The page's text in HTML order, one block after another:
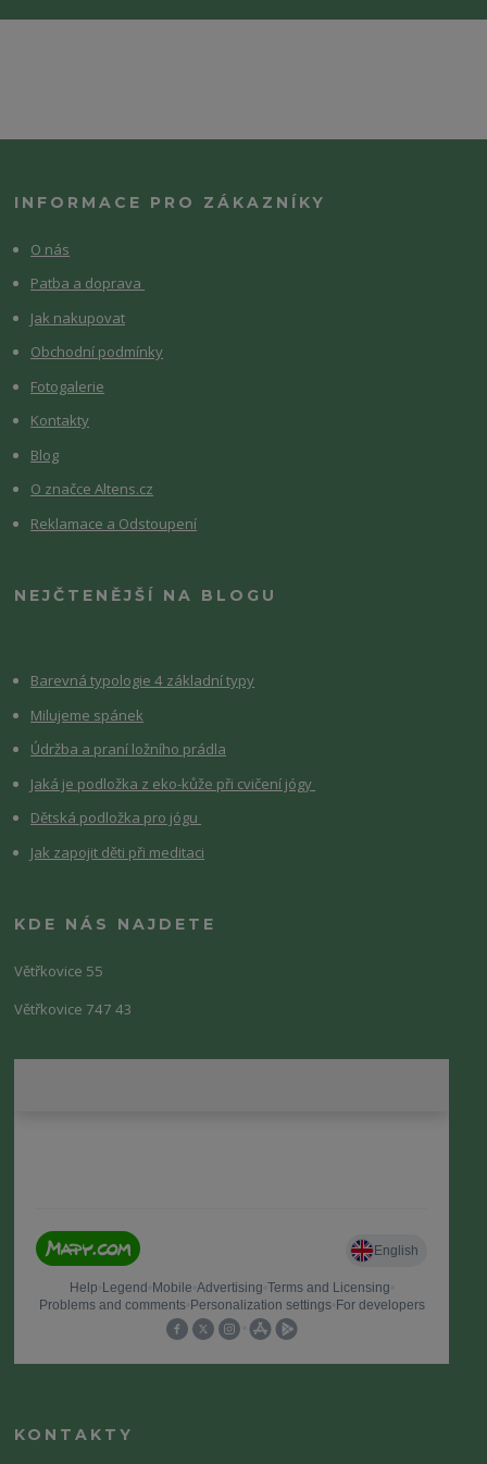
INFORMACE PRO ZÁKAZNÍKY
O nás
Patba a doprava
Jak nakupovat
Obchodní podmínky
Fotogalerie
Kontakty
Blog
O značce Altens.cz
Reklamace a Odstoupení
NEJČTENĚJŠÍ NA BLOGU
Barevná typologie 4 základní typy
Milujeme spánek
Údržba a praní ložního prádla
Jaká je podložka z eko-kůže při cvičení jógy
Dětská podložka pro jógu
Jak zapojit děti při meditaci
KDE NÁS NAJDETE
Větřkovice 55
Větřkovice 747 43
KONTAKTY